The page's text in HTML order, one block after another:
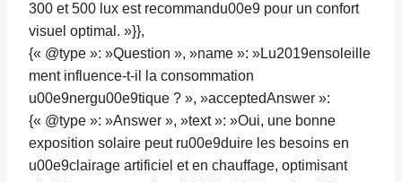
300 et 500 lux est recommandu00e9 pour un confort
visuel optimal. »}},
{« @type »: »Question », »name »: »Lu2019ensoleille
ment influence-t-il la consommation
u00e9nergu00e9tique ? », »acceptedAnswer »:
{« @type »: »Answer », »text »: »Oui, une bonne
exposition solaire peut ru00e9duire les besoins en
u00e9clairage artificiel et en chauffage, optimisant